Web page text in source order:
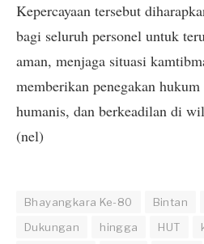
Kepercayaan tersebut
bagi seluruh personel untuk
aman, menjaga situasi
memberikan penegakan
humanis, dan berkeadilan di
(nel)
Bhayangkara Ke-80 Bintan
Dukungan
hingga HUT